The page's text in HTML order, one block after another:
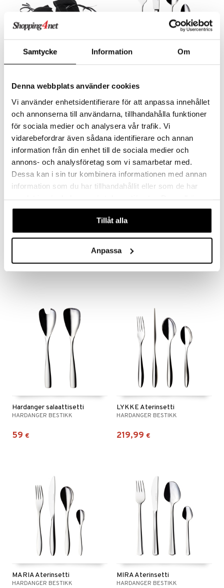
Samtycke Information Om
Denna webbplats använder cookies
Vi använder enhetsidentifierare för att anpassa innehållet
och annonserna till användarna, tillhandahålla funktioner
för sociala medier och analysera vår trafik. Vi
vidarebefordrar även sådana identifierare och annan
information från din enhet till de sociala medier och
annons- och analysföretag som vi samarbetar med.
Dessa kan i sin tur kombinera informationen med annan
information som du har tillhandahållit eller som de har
våra cookies vid fortsatt användande av vår webbplats.
Tillåt alla
Anpassa
31 €
Saatavana useana vaihtoehtona
alk.264 €
FJORD Salaattisetti FJORD Tarjoilusetti
HARDANGER BESTIKK
Hardanger salaattisetti
HARDANGER BESTIKK
59 €
LYKKE Aterinsetti
HARDANGER BESTIKK
219,99 €
MARIA Aterinsetti
HARDANGER BESTIKK
MIRA Aterinsetti
HARDANGER BESTIKK